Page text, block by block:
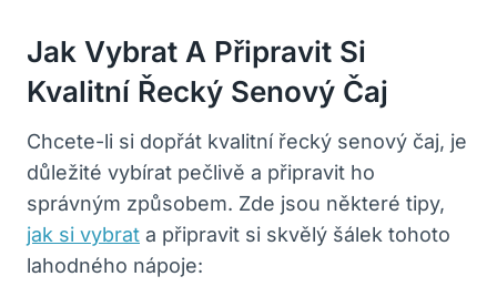
Jak Vybrat A Připravit Si
Kvalitní Řecký Senový Čaj
Chcete-li si dopřát kvalitní řecký senový čaj, je
důležité vybírat pečlivě a připravit ho
správným způsobem. Zde jsou některé tipy,
jak si vybrat a připravit si skvělý šálek tohoto
lahodného nápoje: